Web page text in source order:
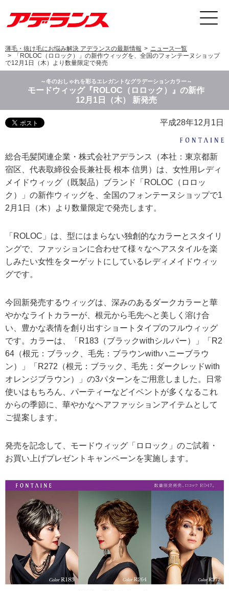
薄毛・抜け毛にお悩み解決 アデランスの最新情報
ニュース一覧
「ROLOC（ロロック）」の新作ウィッグを、全国のフォンテーヌショップ
で12月1日（木）より数量限定で発売
～冬のおしゃれを彩るエレガントなグラデーションカラー～
モードウィッグ『ROLOC（ロロック）』の新作
12月1日（木） 新発売
平成28年12月1日
総合毛髪関連企業・株式会社アデランス（本社：東京都新
宿区、代表取締役会長兼社長 根本 信男）は、女性用レディ
メイドウィッグ（既製品）ブランド「ROLOC（ロロッ
ク）」の新作ウィッグを、全国のフォンテーヌショップで1
2月1日（木）より数量限定で発売します。
「ROLOC」は、型にはまらない独創的なカラーとスタイリ
ングで、ファッションに合わせて様々なヘアスタイルを楽
しみたい女性をターゲットにしているレディメイドウィッ
グです。
今回新発売するウィッグは、深みのあるダークカラーと華
やかなライトカラーが、根元から毛先へと美しく溶け合
い、豊かな表情を創り出すショートタイプのフルウィッグ
です。カラーは、「R183（ブラックwithシルバー）」「R2
64（根元：ブラック、毛先：ブラウンwithハニーブラウ
ン）」「R272（根元：ブラック、毛先：ダークレッドwith
オレンジブラウン）」の3パターンをご用意しました。日常
使いはもちろん、パーティーなどイベントが多くなるこれ
からの季節に、華やかなヘアファッションアイテムとして
ご提案します。
発売を記念して、モードウィッグ「ロロック」のご試着・
お買い上げプレゼントキャンペーンを実施します。